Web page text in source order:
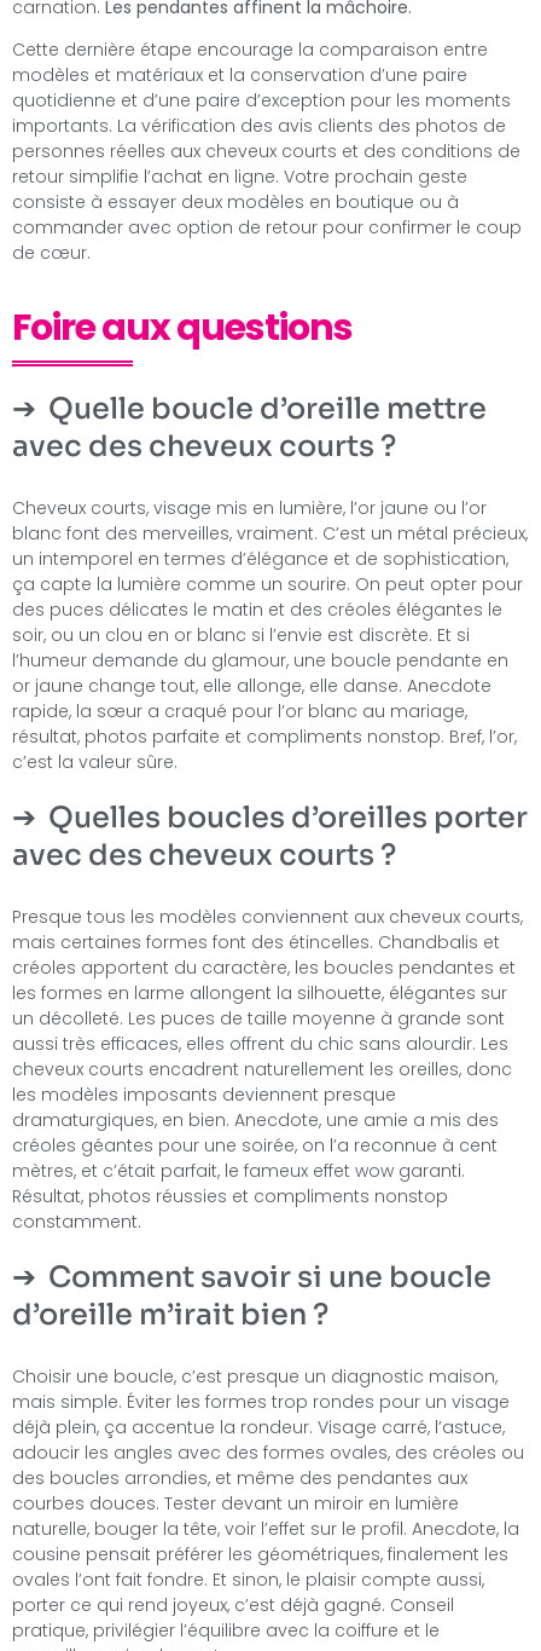
carnation. Les pendantes affinent la mâchoire.
Cette dernière étape encourage la comparaison entre
modèles et matériaux et la conservation d’une paire
quotidienne et d’une paire d’exception pour les moments
importants. La vérification des avis clients des photos de
personnes réelles aux cheveux courts et des conditions de
retour simplifie l’achat en ligne. Votre prochain geste
consiste à essayer deux modèles en boutique ou à
commander avec option de retour pour confirmer le coup
de cœur.
Foire aux questions
Quelle boucle d’oreille mettre
avec des cheveux courts ?
Cheveux courts, visage mis en lumière, l’or jaune ou l’or
blanc font des merveilles, vraiment. C’est un métal précieux,
un intemporel en termes d’élégance et de sophistication,
ça capte la lumière comme un sourire. On peut opter pour
des puces délicates le matin et des créoles élégantes le
soir, ou un clou en or blanc si l’envie est discrète. Et si
l’humeur demande du glamour, une boucle pendante en
or jaune change tout, elle allonge, elle danse. Anecdote
rapide, la sœur a craqué pour l’or blanc au mariage,
résultat, photos parfaite et compliments nonstop. Bref, l’or,
c’est la valeur sûre.
Quelles boucles d’oreilles porter
avec des cheveux courts ?
Presque tous les modèles conviennent aux cheveux courts,
mais certaines formes font des étincelles. Chandbalis et
créoles apportent du caractère, les boucles pendantes et
les formes en larme allongent la silhouette, élégantes sur
un décolleté. Les puces de taille moyenne à grande sont
aussi très efficaces, elles offrent du chic sans alourdir. Les
cheveux courts encadrent naturellement les oreilles, donc
les modèles imposants deviennent presque
dramaturgiques, en bien. Anecdote, une amie a mis des
créoles géantes pour une soirée, on l’a reconnue à cent
mètres, et c’était parfait, le fameux effet wow garanti.
Résultat, photos réussies et compliments nonstop
constamment.
Comment savoir si une boucle
d’oreille m’irait bien ?
Choisir une boucle, c’est presque un diagnostic maison,
mais simple. Éviter les formes trop rondes pour un visage
déjà plein, ça accentue la rondeur. Visage carré, l’astuce,
adoucir les angles avec des formes ovales, des créoles ou
des boucles arrondies, et même des pendantes aux
courbes douces. Tester devant un miroir en lumière
naturelle, bouger la tête, voir l’effet sur le profil. Anecdote, la
cousine pensait préférer les géométriques, finalement les
ovales l’ont fait fondre. Et sinon, le plaisir compte aussi,
porter ce qui rend joyeux, c’est déjà gagné. Conseil
pratique, privilégier l’équilibre avec la coiffure et le